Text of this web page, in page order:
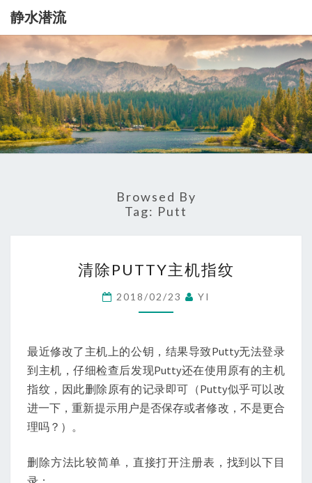
静水潜流
静
水
潜
流
记
录
一
点
生
活
Browsed By
Tag: Putt
除
PUTTY
主
指
纹
清除PUTTY主机指纹
2018/02/23 YI
最近修改了主机上的公钥，结果导致Putty无法登录
到主机，仔细检查后发现Putty还在使用原有的主机
指纹，因此删除原有的记录即可（Putty似乎可以改
进一下，重新提示用户是否保存或者修改，不是更合
理吗？）。
删除方法比较简单，直接打开注册表，找到以下目